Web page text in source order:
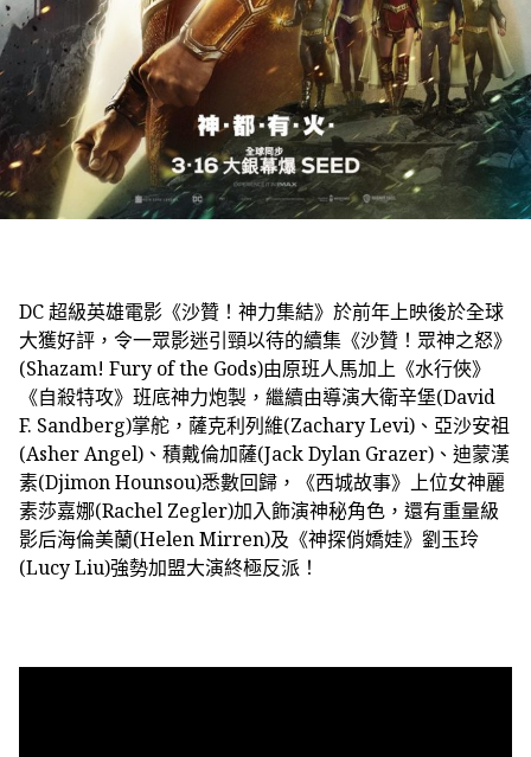
DC 超級英雄電影《沙贊！神力集結》於前年上映後於全球
大獲好評，令一眾影迷引頸以待的續集《沙贊！眾神之怒》
(Shazam! Fury of the Gods)由原班人馬加上《水行俠》
《自殺特攻》班底神力炮製，繼續由導演大衛辛堡(David
F. Sandberg)掌舵，薩克利列維(Zachary Levi)、亞沙安祖
(Asher Angel)、積戴倫加薩(Jack Dylan Grazer)、迪蒙漢
素(Djimon Hounsou)悉數回歸，《西城故事》上位女神麗
素莎嘉娜(Rachel Zegler)加入飾演神秘角色，還有重量級
影后海倫美蘭(Helen Mirren)及《神探俏嬌娃》劉玉玲
(Lucy Liu)強勢加盟大演終極反派！